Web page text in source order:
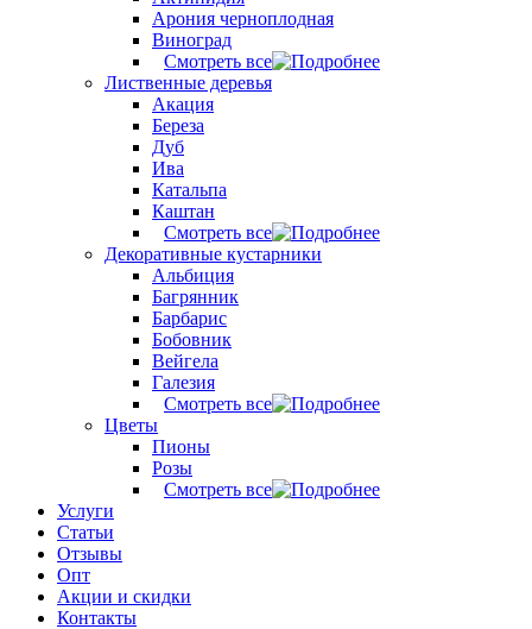
Арония черноплодная
Виноград
Смотреть все
Лиственные деревья
Акация
Береза
Дуб
Ива
Катальпа
Каштан
Смотреть все
Декоративные кустарники
Альбиция
Багрянник
Барбарис
Бобовник
Вейгела
Галезия
Смотреть все
Цветы
Пионы
Розы
Смотреть все
Услуги
Статьи
Отзывы
Опт
Акции и скидки
Контакты